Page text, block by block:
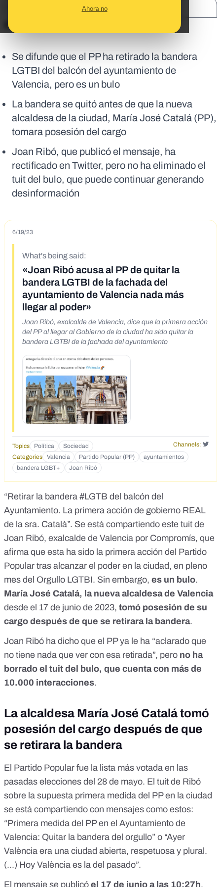
Ahora no
En corto:
Se difunde que el PP ha retirado la bandera
LGTBI del balcón del ayuntamiento de
Valencia, pero es un bulo
La bandera se quitó antes de que la nueva
alcaldesa de la ciudad, María José Catalá (PP),
tomara posesión del cargo
Joan Ribó, que publicó el mensaje, ha
rectificado en Twitter, pero no ha eliminado el
tuit del bulo, que puede continuar generando
desinformación
6/19/23
What's being said:
«Joan Ribó acusa al PP de quitar la
bandera LGTBI de la fachada del
ayuntamiento de Valencia nada más
llegar al poder»
Joan Ribó, exalcalde de Valencia, dice que la primera acción
del PP al llegar al Gobierno de la ciudad ha sido quitar la
bandera LGTBI de la fachada del ayuntamiento
Topics Política Sociedad
Channels:
Categories
Valencia Partido Popular (PP)
ayuntamientos
bandera LGBT+
Joan Ribó
“Retirar la bandera #LGTB del balcón del
Ayuntamiento. La primera acción de gobierno REAL
de la sra. Català”. Se está compartiendo este tuit de
Joan Ribó, exalcalde de Valencia por Compromís, que
afirma que esta ha sido la primera acción del Partido
Popular tras alcanzar el poder en la ciudad, en pleno
mes del Orgullo LGTBI. Sin embargo, es un bulo.
María José Catalá, la nueva alcaldesa de Valencia
desde el 17 de junio de 2023, tomó posesión de su
cargo después de que se retirara la bandera.
Joan Ribó ha dicho que el PP ya le ha “aclarado que
no tiene nada que ver con esa retirada”, pero no ha
borrado el tuit del bulo, que cuenta con más de
10.000 interacciones.
La alcaldesa María José Catalá tomó
posesión del cargo después de que
se retirara la bandera
El Partido Popular fue la lista más votada en las
pasadas elecciones del 28 de mayo. El tuit de Ribó
sobre la supuesta primera medida del PP en la ciudad
se está compartiendo con mensajes como estos:
“Primera medida del PP en el Ayuntamiento de
Valencia: Quitar la bandera del orgullo” o “Ayer
València era una ciudad abierta, respetuosa y plural.
(...) Hoy València es la del pasado”.
El mensaje se publicó el 17 de junio a las 10:27h,